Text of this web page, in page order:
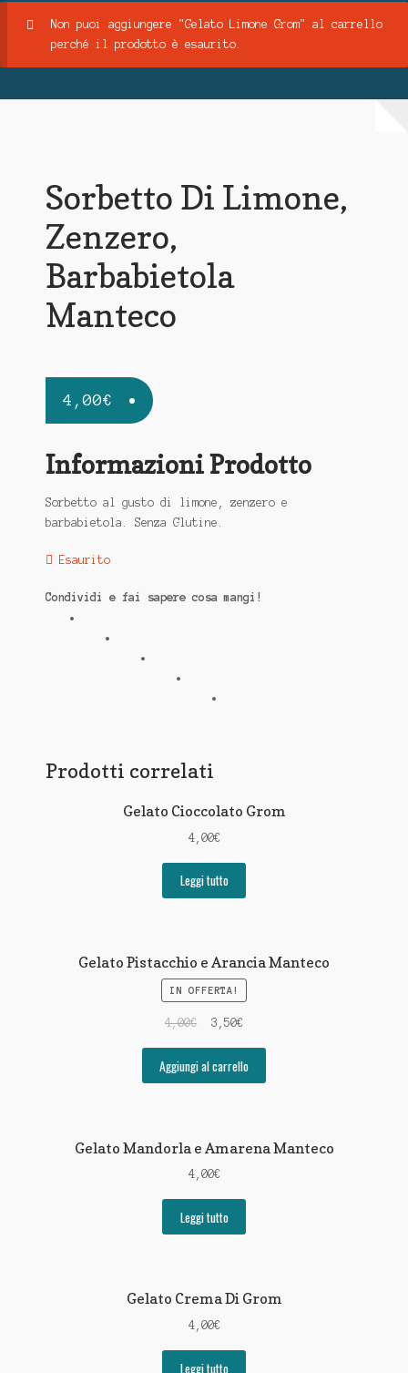
Non puoi aggiungere "Gelato Limone Grom" al carrello
perché il prodotto è esaurito.
Sorbetto Di Limone,
Zenzero,
Barbabietola
Manteco
4,00€
Informazioni Prodotto
Sorbetto al gusto di limone, zenzero e
barbabietola. Senza Glutine.
Esaurito
Condividi e fai sapere cosa mangi!
Prodotti correlati
Gelato Cioccolato Grom
4,00€
Leggi tutto
Gelato Pistacchio e Arancia Manteco
IN OFFERTA!
4,00€ 3,50€
Aggiungi al carrello
Gelato Mandorla e Amarena Manteco
4,00€
Leggi tutto
Gelato Crema Di Grom
4,00€
Leggi tutto